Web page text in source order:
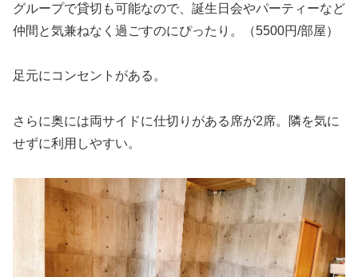
グループで貸切も可能なので、誕生日会やパーティーなど
仲間と気兼ねなく過ごすのにぴったり。（5500円/部屋）
足元にコンセントがある。
さらに奥には両サイドに仕切りがある席が2席。隣を気に
せずに利用しやすい。